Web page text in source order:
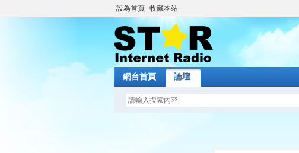
設為首頁 收藏本站
網台首頁 論壇